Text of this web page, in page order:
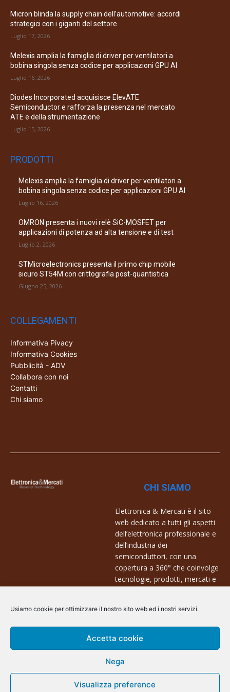
Usiamo cookie per ottimizzare il nostro sito web ed i nostri servizi.
Accetta cookie
Nega
Visualizza preference
Micron blinda la supply chain dell’automotive: accordi
strategici con i giganti del settore
Luglio 17, 2026
Melexis amplia la famiglia di driver per ventilatori a
bobina singola senza codice per applicazioni GPU AI
Luglio 16, 2026
Diodes Incorporated acquisisce ElevATE
Semiconductor e rafforza la presenza nel mercato
ATE e della strumentazione
Luglio 15, 2026
PRODOTTI
Melexis amplia la famiglia di driver per ventilatori a
bobina singola senza codice per applicazioni GPU AI
Luglio 16, 2026
OMRON presenta i nuovi relè SiC-MOSFET per
applicazioni di potenza ad alta tensione e di test
Luglio 2, 2026
STMicroelectronics presenta il primo chip mobile
sicuro ST54M con crittografia post-quantistica
Giugno 25, 2026
COLLEGAMENTI
Informativa Pivacy
Informativa Cookies
Pubblicità - ADV
Collabora con noi
Contatti
Chi siamo
CHI SIAMO
Elettronica & Mercati è il sito
web dedicato a tutti gli aspetti
dell’elettronica professionale e
dell’industria dei
semiconduttori, con una
copertura a 360° che coinvolge
tecnologie, prodotti, mercati e
Contatti:
@ArsCommunication 2023